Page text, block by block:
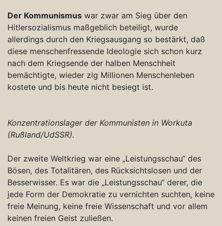
Der Kommunismus war zwar am Sieg über den
Hitlersozialismus maßgeblich beteiligt, wurde
allerdings durch den Kriegsausgang so bestärkt, daß
diese menschenfressende Ideologie sich schon kurz
nach dem Kriegsende der halben Menschheit
bemächtigte, wieder zig Millionen Menschenleben
kostete und bis heute nicht besiegt ist.
Konzentrationslager der Kommunisten in Workuta
(Rußland/UdSSR).
Der zweite Weltkrieg war eine „Leistungsschau“ des
Bösen, des Totalitären, des Rücksichtslosen und der
Besserwisser. Es war die „Leistungsschau“ derer, die
jede Form der Demokratie zu vernichten suchten, keine
freie Meinung, keine freie Wissenschaft und vor allem
keinen freien Geist zuließen.